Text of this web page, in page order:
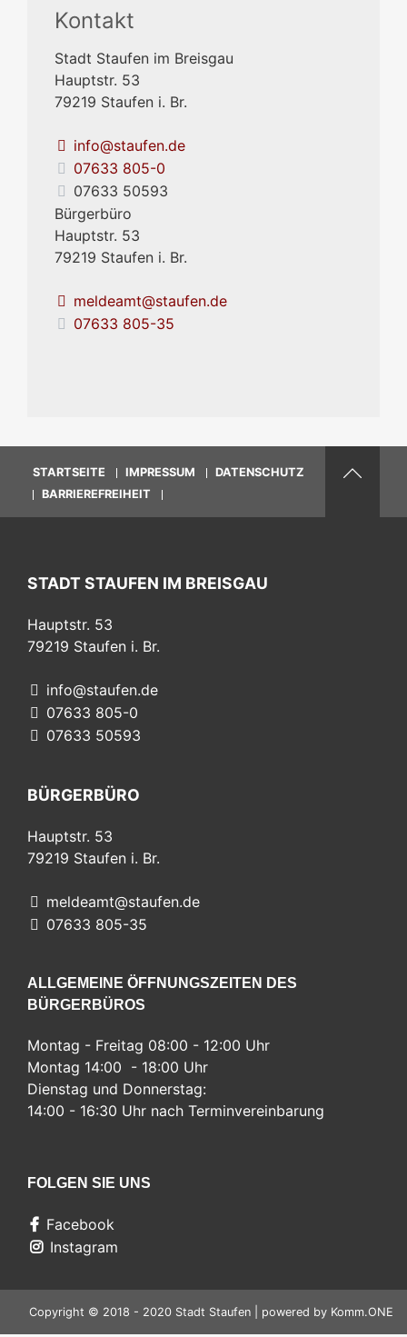
Kontakt
Stadt Staufen im Breisgau
Hauptstr. 53
79219 Staufen i. Br.
info@staufen.de
07633 805-0
07633 50593
Bürgerbüro
Hauptstr. 53
79219 Staufen i. Br.
meldeamt@staufen.de
07633 805-35
STARTSEITE IMPRESSUM
DATENSCHUTZ
BARRIEREFREIHEIT
STADT STAUFEN IM BREISGAU
Hauptstr. 53
79219 Staufen i. Br.
info@staufen.de
07633 805-0
07633 50593
BÜRGERBÜRO
Hauptstr. 53
79219 Staufen i. Br.
meldeamt@staufen.de
07633 805-35
ALLGEMEINE ÖFFNUNGSZEITEN DES
BÜRGERBÜROS
Montag - Freitag 08:00 - 12:00 Uhr
Montag 14:00 - 18:00 Uhr
Dienstag und Donnerstag:
14:00 - 16:30 Uhr nach Terminvereinbarung
FOLGEN SIE UNS
Facebook
Instagram
Copyright © 2018 - 2020 Stadt Staufen | powered by Komm.ONE